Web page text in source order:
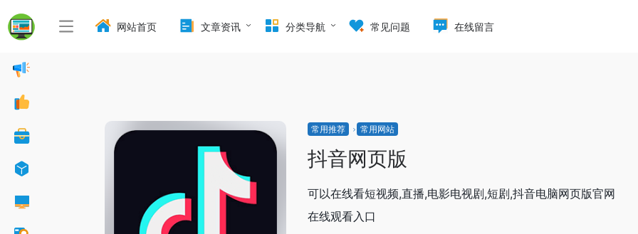
网站首页 文章资讯 分类导航 常见问题 在线留言
常用推荐 常用网站
抖音网页版
可以在线看短视频,直播,电影电视剧,短剧,抖音电脑网页版官网
在线观看入口